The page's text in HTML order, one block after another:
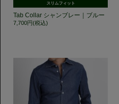
スリムフィット
Tab Collar シャンブレー｜ブルー
7,700円(税込)